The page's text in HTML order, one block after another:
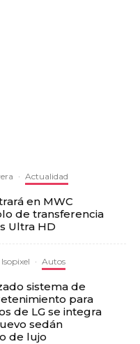
· Actualidad
en MWC
de transferencia
Ultra HD
· Autos
sistema de
para
de LG se integra
sedán
de lujo